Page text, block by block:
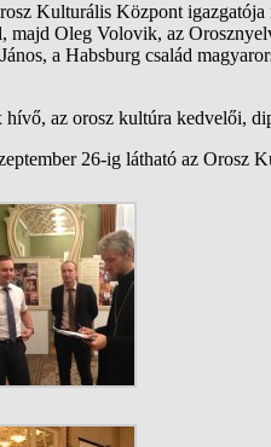
Kulturális Központ igazgatója
majd Oleg Volovik, az
a Habsburg család
az orosz kultúra kedvelői,
26-ig látható az Orosz